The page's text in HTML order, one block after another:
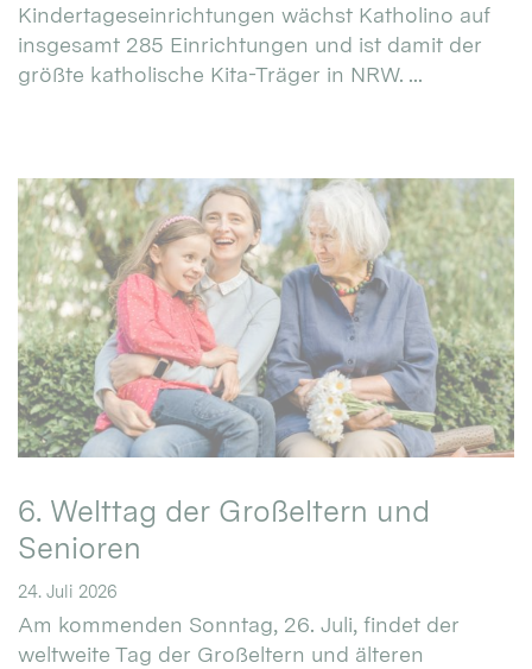
Kindertageseinrichtungen wächst Katholino auf
insgesamt 285 Einrichtungen und ist damit der
größte katholische Kita-Träger in NRW. ...
6. Welttag der Großeltern und
Senioren
24. Juli 2026
Am kommenden Sonntag, 26. Juli, findet der
weltweite Tag der Großeltern und älteren